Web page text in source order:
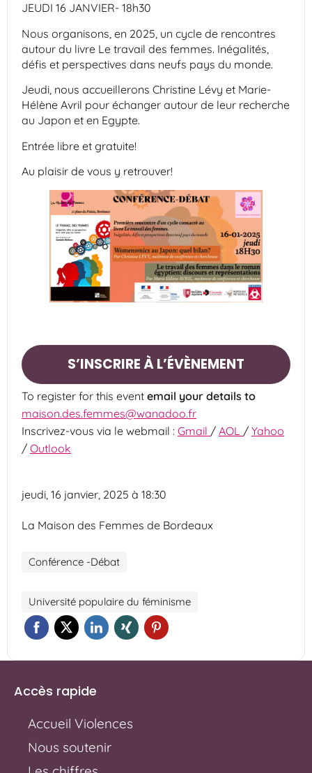
JEUDI 16 JANVIER- 18h30
Nous organisons, en 2025, un cycle de rencontres
autour du livre Le travail des femmes. Inégalités,
défis et perspectives dans neufs pays du monde.
Jeudi, nous accueillerons Christine Lévy et Marie-
Hélène Avril pour échanger autour de leur recherche
au Japon et en Egypte.
Entrée libre et gratuite!
Au plaisir de vous y retrouver!
S’INSCRIRE À L’ÉVÈNEMENT
To register for this event email your details to
maison.des.femmes@wanadoo.fr
Inscrivez-vous via le webmail : Gmail / AOL / Yahoo
/ Outlook
jeudi, 16 janvier, 2025 à 18:30
La Maison des Femmes de Bordeaux
Conférence -Débat
Université populaire du féminisme
Accès rapide
Accueil Violences
Nous soutenir